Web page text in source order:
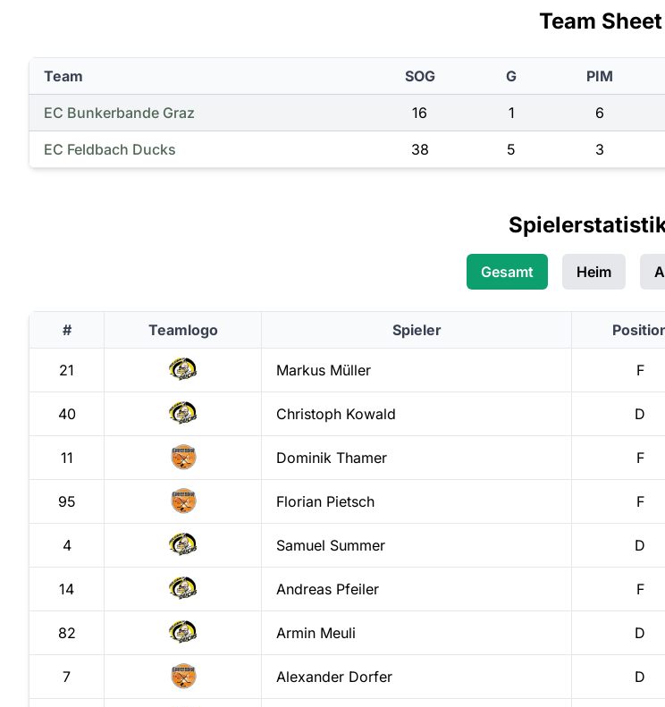
Team Sheet
Team SOG G PIM
EC Bunkerbande Graz 16 1 6
EC Feldbach Ducks 38 5 3
Gesamt Heim
# Teamlogo Spieler
21 Markus Müller F
40 Christoph Kowald D
11 Dominik Thamer F
95 Florian Pietsch F
4 Samuel Summer D
14 Andreas Pfeiler F
82 Armin Meuli D
7 Alexander Dorfer D